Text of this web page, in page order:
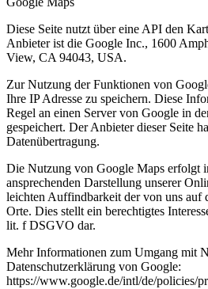
Diese Seite nutzt über eine API den
Anbieter ist die Google Inc., 1600
View, CA 94043, USA.
Zur Nutzung der Funktionen von
Ihre IP Adresse zu speichern. Diese
Regel an einen Server von Google in
gespeichert. Der Anbieter dieser Seite
Datenübertragung.
Die Nutzung von Google Maps erfolgt
ansprechenden Darstellung unserer
leichten Auffindbarkeit der von uns auf
Orte. Dies stellt ein berechtigtes
lit. f DSGVO dar.
Mehr Informationen zum Umgang mit
Datenschutzerklärung von Google:
https://www.google.de/intl/de/policies/